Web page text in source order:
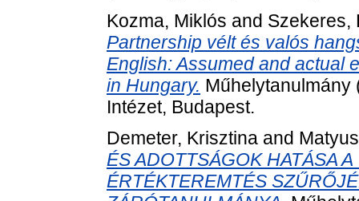
Kozma, Miklós and Szekeres,
Partnership vélt és valós
English: Assumed and actual
in Hungary. Műhelytanulmány
Intézet, Budapest.
Demeter, Krisztina and
ÉS ADOTTSÁGOK HATÁSA
ÉRTÉKTEREMTÉS